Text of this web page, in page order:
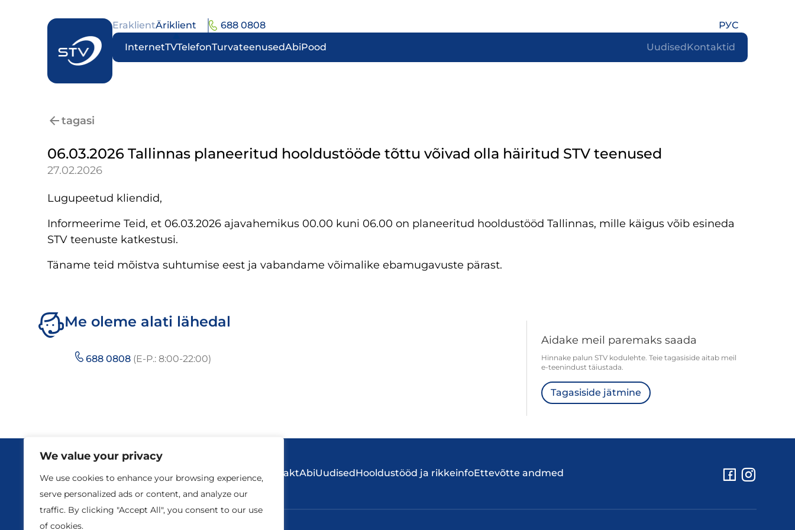
We value your privacy
We use cookies to enhance your browsing experience,
serve personalized ads or content, and analyze our
traffic. By clicking "Accept All", you consent to our use
of cookies.
EraklientÄriklient 688 0808
РУС
InternetTVTelefonTurvateenusedAbiPood UudisedKontaktid
tagasi
06.03.2026 Tallinnas planeeritud hooldustööde tõttu võivad olla häiritud STV teenused
27.02.2026
Lugupeetud kliendid,
Informeerime Teid, et 06.03.2026 ajavahemikus 00.00 kuni 06.00 on planeeritud hooldustööd Tallinnas, mille käigus võib esineda
STV teenuste katkestusi.
Täname teid mõistva suhtumise eest ja vabandame võimalike ebamugavuste pärast.
Me oleme alati lähedal
688 0808 (E-P.: 8:00-22:00)
Aidake meil paremaks saada
Hinnake palun STV kodulehte. Teie tagasiside aitab meil
e-teenindust täiustada.
Tagasiside jätmine
KontaktAbiUudisedHooldustööd ja rikkeinfoEttevõtte andmed
© 2026 STV. Kõik õigused kaitstud.